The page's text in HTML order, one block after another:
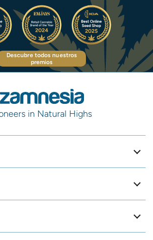
Descubre todos nuestros
premios
in Natural Highs